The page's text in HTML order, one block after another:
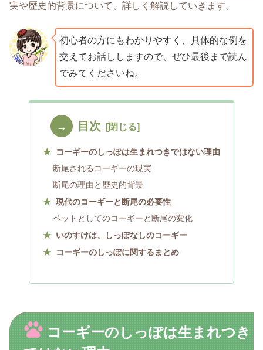
実や歴史的背景について、詳しく解説していきます。
初心者の方にもわかりやすく、具体的な例を
交えてお話ししますので、ぜひ最後まで読ん
でみてくださいね。
目次
コーギーのしっぽは生まれつきではない理由
断尾されるコーギーの現実
断尾の理由と歴史的背景
現代のコーギーと断尾の必要性
ペットとしてのコーギーと断尾の変化
いのすけは、しっぽなしのコーギー
コーギーのしっぽに関するまとめ
コーギーのしっぽは生まれつき